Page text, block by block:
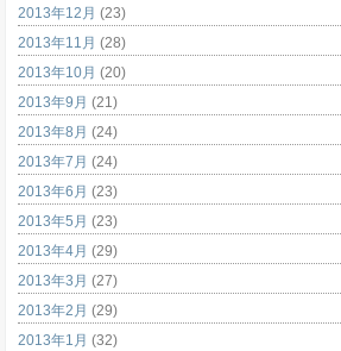
2013年12月 (23)
2013年11月 (28)
2013年10月 (20)
2013年9月 (21)
2013年8月 (24)
2013年7月 (24)
2013年6月 (23)
2013年5月 (23)
2013年4月 (29)
2013年3月 (27)
2013年2月 (29)
2013年1月 (32)